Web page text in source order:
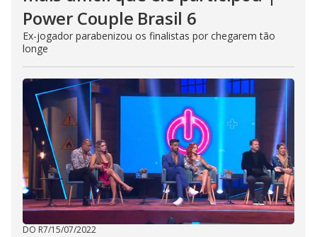
Power Couple Brasil 6
Ex-jogador parabenizou os finalistas por chegarem tão
longe
DO R7/15/07/2022